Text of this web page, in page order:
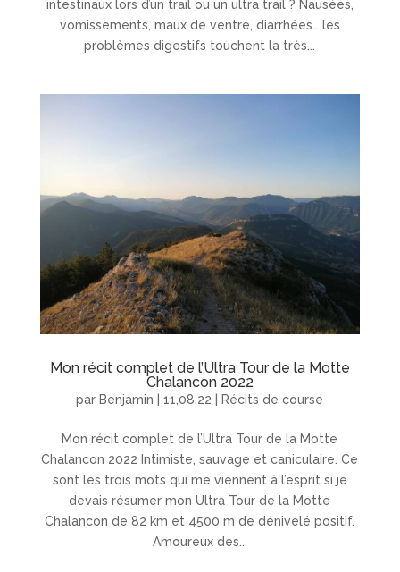
intestinaux lors d’un trail ou un ultra trail ? Nausées,
vomissements, maux de ventre, diarrhées… les
problèmes digestifs touchent la très...
Mon récit complet de l’Ultra Tour de la Motte
Chalancon 2022
parBenjamin |11,08,22 |Récits de course
Mon récit complet de l’Ultra Tour de la Motte
Chalancon 2022 Intimiste, sauvage et caniculaire. Ce
sont les trois mots qui me viennent à l’esprit si je
devais résumer mon Ultra Tour de la Motte
Chalancon de 82 km et 4500 m de dénivelé positif.
Amoureux des...